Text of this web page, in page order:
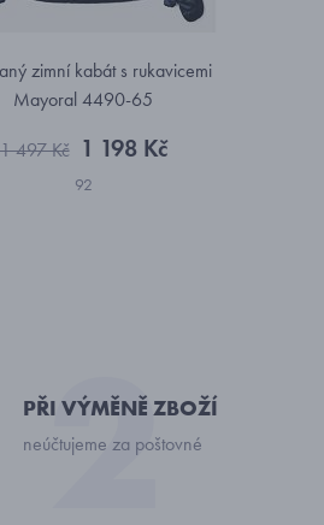
zimní kabát s rukavicemi
Mayoral 4490-65
1 497 Kč 1 198 Kč
92
PŘI VÝMĚNĚ ZBOŽÍ
neúčtujeme za poštovné